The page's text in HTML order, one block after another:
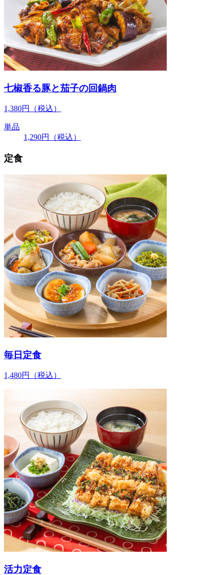
七椒香る豚と茄子の回鍋肉
1,380円 （税込）
単品
1,290円 （税込）
定食
毎日定食
1,480円 （税込）
活力定食